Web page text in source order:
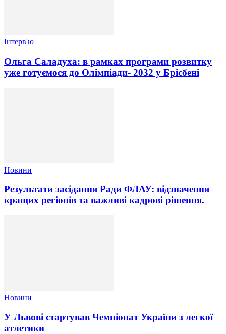
Інтерв'ю
Ольга Саладуха: в рамках програми розвитку
уже готуємося до Олімпіади- 2032 у Брісбені
Новини
Результати засідання Ради ФЛАУ: відзначення
кращих регіонів та важливі кадрові рішення.
Новини
У Львові стартував Чемпіонат України з легкої
атлетики